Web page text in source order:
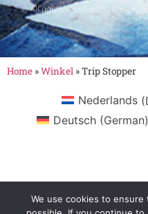
© All rights reserved to
Home »Winkel »Trip Stopper
Nederlands (
Deutsch (German)
We use cookies to